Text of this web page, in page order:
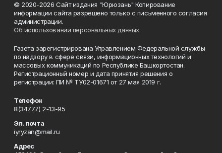
© 2020-2026 Сайт издания "Юрюзань" Копирование
информации сайта разрешено только с письменного согласия
администрации.
Об использовании персональных данных
Газета зарегистрирована Управлением Федеральной службы
по надзору в сфере связи, информационных технологий и
массовых коммуникаций по Республике Башкортостан.
Регистрационный номер и дата принятия решения о
регистрации: ПИ № ТУ02-01671 от 27 мая 2019 г.
Телефон
8(34777) 2-13-95
Эл. почта
iyryzan@mail.ru
Адрес